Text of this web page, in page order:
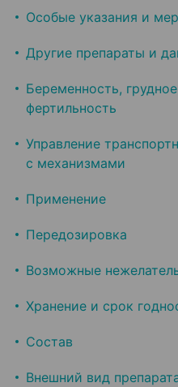
Особые указания и
Другие препараты и
Беременность,
фертильность
Управление
с механизмами
Применение
Передозировка
Возможные
Хранение и срок
Состав
Внешний вид